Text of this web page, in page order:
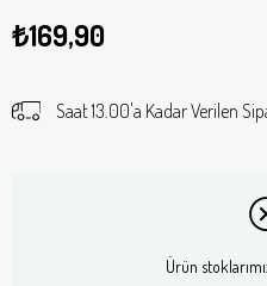
₺169,90
Saat 13.00'a Kadar Verilen
Ürün